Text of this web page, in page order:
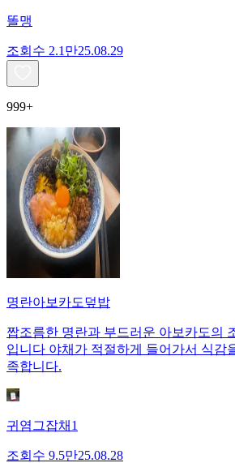
똘맹
조회수 2.1만25.08.29
999+
명란아보카도덮밥
짭조름한 명란과 부드러운 아보카도의
입니다 야채가 적절하게 들어가서 식감
족합니다.
귀염그잡채1
조회수 9.5만25.08.28